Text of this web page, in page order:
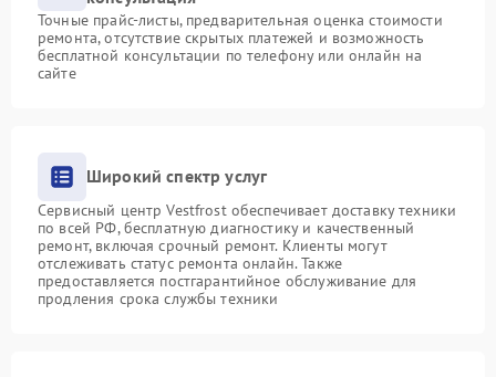
Точные прайс-листы, предварительная оценка стоимости
ремонта, отсутствие скрытых платежей и возможность
бесплатной консультации по телефону или онлайн на
сайте
Широкий спектр услуг
Сервисный центр Vestfrost обеспечивает доставку техники
по всей РФ, бесплатную диагностику и качественный
ремонт, включая срочный ремонт. Клиенты могут
отслеживать статус ремонта онлайн. Также
предоставляется постгарантийное обслуживание для
продления срока службы техники